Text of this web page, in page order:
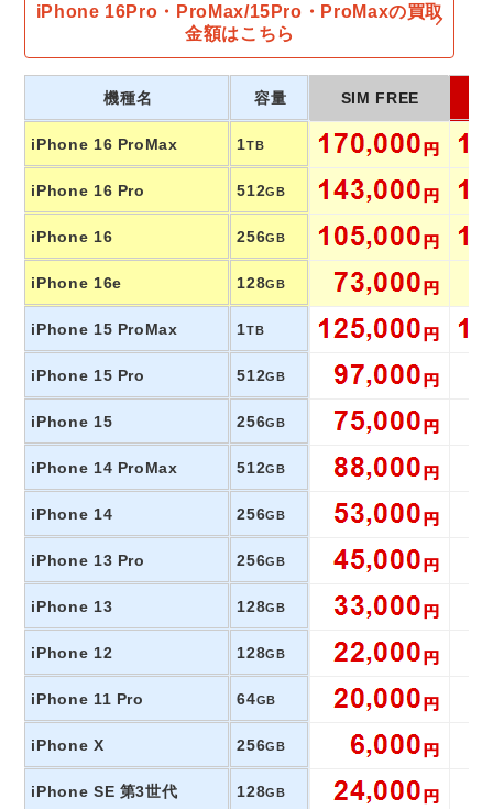
iPhone 16Pro・ProMax/15Pro・ProMaxの買取
金額はこちら
機種名 容量 SIM FREE
iPhone 16 ProMax 1TB
iPhone 16 Pro 512GB
iPhone 16 256GB
iPhone 16e 128GB
iPhone 15 ProMax 1TB
iPhone 15 Pro 512GB
iPhone 15 256GB
iPhone 14 ProMax 512GB
iPhone 14 256GB
iPhone 13 Pro 256GB
iPhone 13 128GB
iPhone 12 128GB
iPhone 11 Pro 64GB
iPhone X 256GB
iPhone SE 第3世代 128GB